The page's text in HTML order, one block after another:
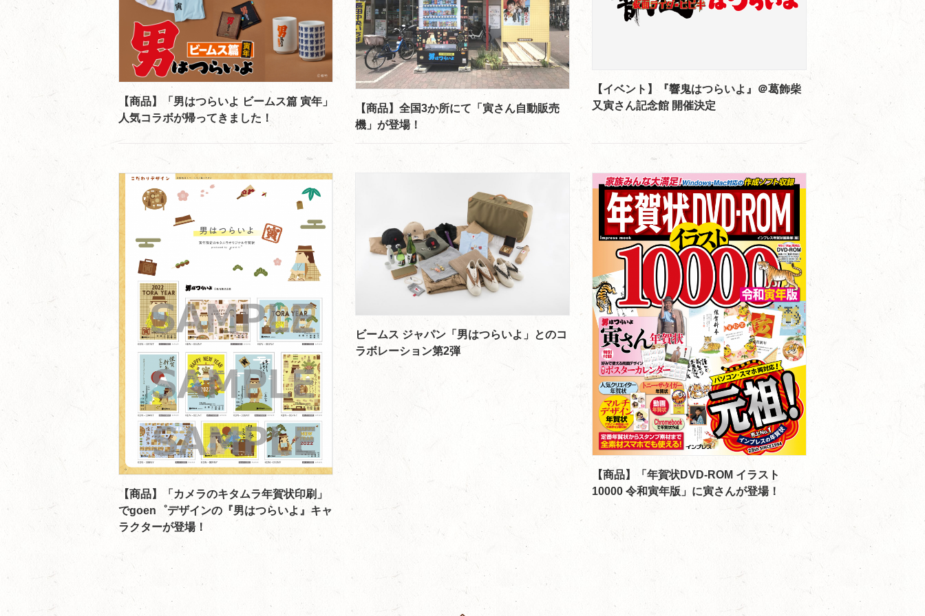
【商品】「男はつらいよ ビームス篇 寅年」
人気コラボが帰ってきました！
【商品】全国3か所にて「寅さん自動販売
機」が登場！
【イベント】『響鬼はつらいよ』＠葛飾柴
又寅さん記念館 開催決定
【商品】「カメラのキタムラ年賀状印刷」
でgoen゜デザインの『男はつらいよ』キャ
ラクターが登場！
ビームス ジャパン「男はつらいよ」とのコ
ラボレーション第2弾
【商品】「年賀状DVD-ROM イラスト
10000 令和寅年版」に寅さんが登場！